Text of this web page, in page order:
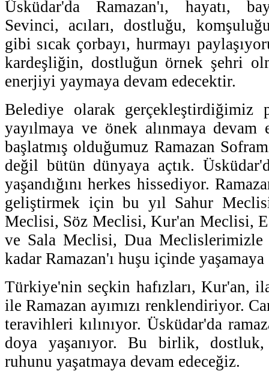
Üsküdar'da Ramazan'ı, hayatı,
Sevinci, acıları, dostluğu,
gibi sıcak çorbayı, hurmayı
kardeşliğin, dostluğun örnek şehri
enerjiyi yaymaya devam edecektir.
Belediye olarak gerçekleştirdiğimiz
yayılmaya ve önek alınmaya devam
başlatmış olduğumuz Ramazan
değil bütün dünyaya açtık.
yaşandığını herkes hissediyor.
geliştirmek için bu yıl Sahur
Meclisi, Söz Meclisi, Kur'an Meclisi,
ve Sala Meclisi, Dua Meclislerimizle
kadar Ramazan'ı huşu içinde
Türkiye'nin seçkin hafızları, Kur'an,
ile Ramazan ayımızı renklendiriyor.
teravihleri kılınıyor. Üsküdar'da
doya yaşanıyor. Bu birlik,
ruhunu yaşatmaya devam edeceğiz.